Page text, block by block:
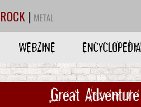
ROCK | METAL
WEBZINE ENCYCLOPEDIA
Great